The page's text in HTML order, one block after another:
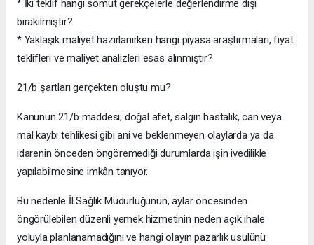
* İki teklif hangi somut gerekçelerle değerlendirme dışı
bırakılmıştır?
* Yaklaşık maliyet hazırlanırken hangi piyasa araştırmaları, fiyat
teklifleri ve maliyet analizleri esas alınmıştır?
21/b şartları gerçekten oluştu mu?
Kanunun 21/b maddesi; doğal afet, salgın hastalık, can veya
mal kaybı tehlikesi gibi ani ve beklenmeyen olaylarda ya da
idarenin önceden öngöremediği durumlarda işin ivedilikle
yapılabilmesine imkân tanıyor.
Bu nedenle İl Sağlık Müdürlüğünün, aylar öncesinden
öngörülebilen düzenli yemek hizmetinin neden açık ihale
yoluyla planlanamadığını ve hangi olayın pazarlık usulünü